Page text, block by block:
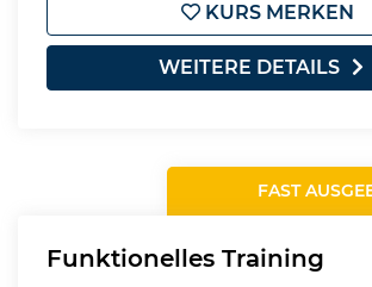
KURS MERKEN
WEITERE DETAILS
FAST
Funktionelles Training